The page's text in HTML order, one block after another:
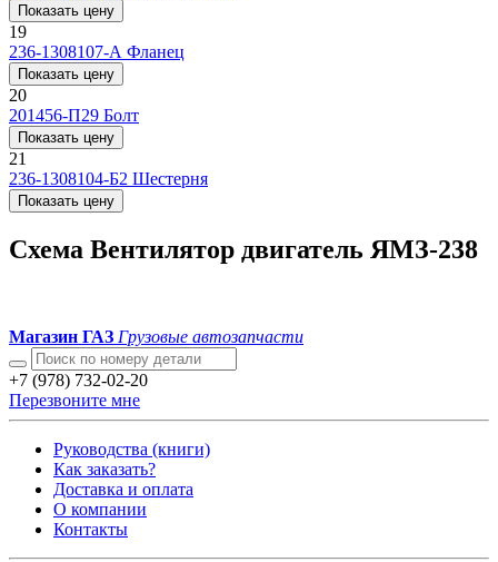
Показать цену
19
236-1308107-А Фланец
Показать цену
20
201456-П29 Болт
Показать цену
21
236-1308104-Б2 Шестерня
Показать цену
Схема Вентилятор двигатель ЯМЗ-238
Магазин ГАЗ Грузовые автозапчасти
+7 (978) 732-02-20
Перезвоните мне
Руководства (книги)
Как заказать?
Доставка и оплата
О компании
Контакты